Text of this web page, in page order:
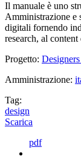
Il manuale è uno
Amministrazione e
digitali fornendo
research, al
Progetto:
Amministrazione:
Tag:
design
Scarica
pdf